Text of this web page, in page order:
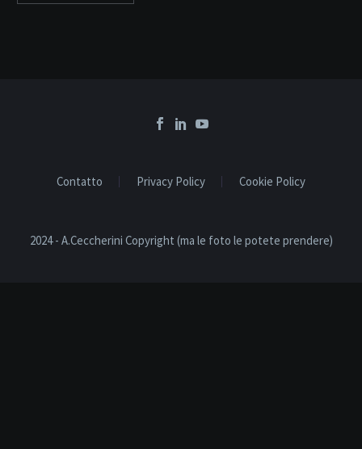
Contatto Privacy Policy Cookie Policy
2024 - A.Ceccherini Copyright (ma le foto le potete prendere)